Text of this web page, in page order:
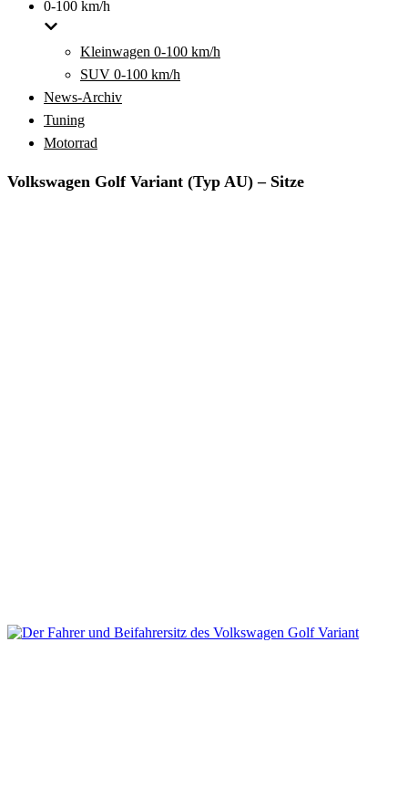
0-100 km/h
Kleinwagen 0-100 km/h
SUV 0-100 km/h
News-Archiv
Tuning
Motorrad
Volkswagen Golf Variant (Typ AU) – Sitze